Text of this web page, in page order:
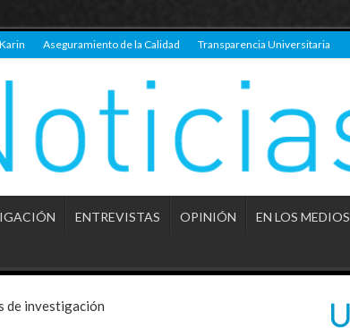
Aseguramiento de la Calidad Transparencia Universitaria
ENTREVISTAS OPINIÓN EN LOS MEDIOS
de investigación